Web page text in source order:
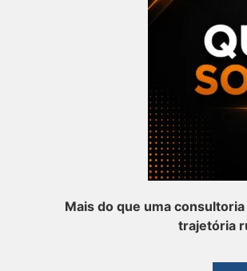
Mais do que uma
trajetória